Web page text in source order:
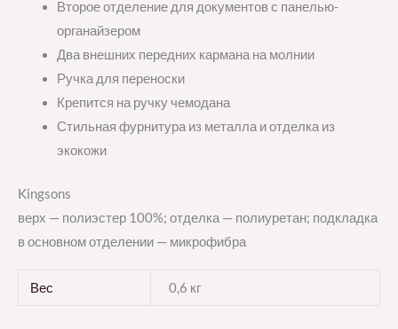
Второе отделение для документов с панелью-
органайзером
Два внешних передних кармана на молнии
Ручка для переноски
Крепится на ручку чемодана
Стильная фурнитура из металла и отделка из
экокожи
Kingsons
верх — полиэстер 100%; отделка — полиуретан; подкладка
в основном отделении — микрофибра
Вес 0,6 кг